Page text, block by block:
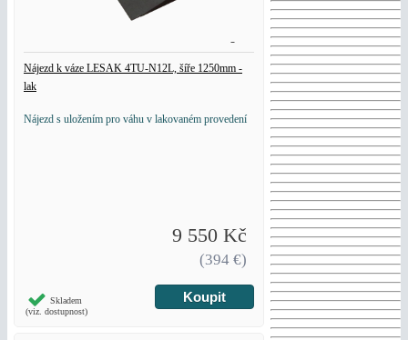
Nájezd k váze LESAK 4TU-N12L, šíře 1250mm -
lak
Nájezd s uložením pro váhu v lakovaném provedení
9 550 Kč
(394 €)
Skladem
(viz. dostupnost)